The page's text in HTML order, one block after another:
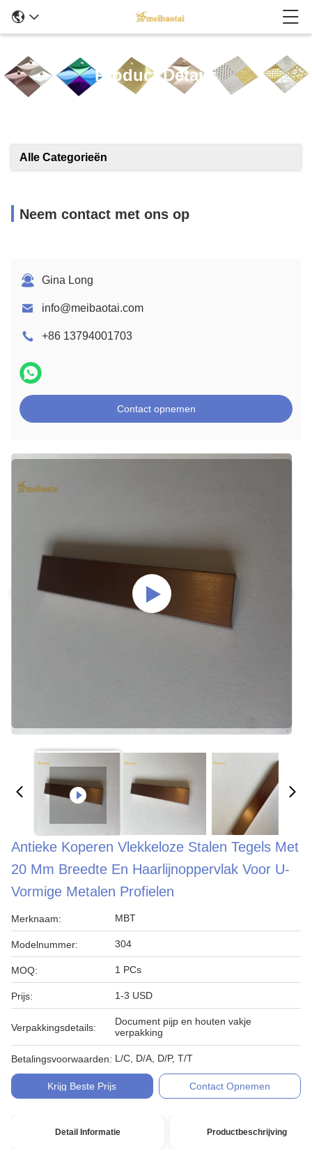
Product Details
Alle Categorieën
Neem contact met ons op
Gina Long
info@meibaotai.com
+86 13794001703
Contact opnemen
Antieke Koperen Vlekkeloze Stalen Tegels Met
20 Mm Breedte En Haarlijnoppervlak Voor U-
Vormige Metalen Profielen
Merknaam: MBT
Modelnummer: 304
MOQ: 1 PCs
Prijs: 1-3 USD
Verpakkingsdetails:
Document pijp en houten vakje
verpakking
Betalingsvoorwaarden: L/C, D/A, D/P, T/T
Krijg Beste Prijs Contact Opnemen
Detail Informatie Productbeschrijving